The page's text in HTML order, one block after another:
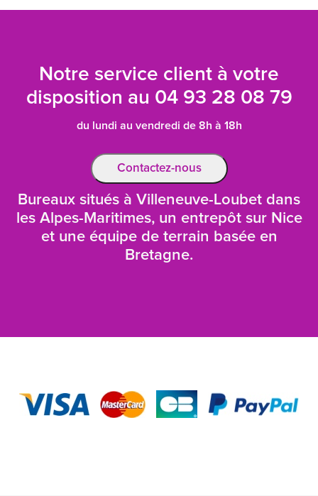
Notre service client à votre
disposition au 04 93 28 08 79
du lundi au vendredi de 8h à 18h
Contactez-nous
Bureaux situés à Villeneuve-Loubet dans
les Alpes-Maritimes, un entrepôt sur Nice
et une équipe de terrain basée en
Bretagne.